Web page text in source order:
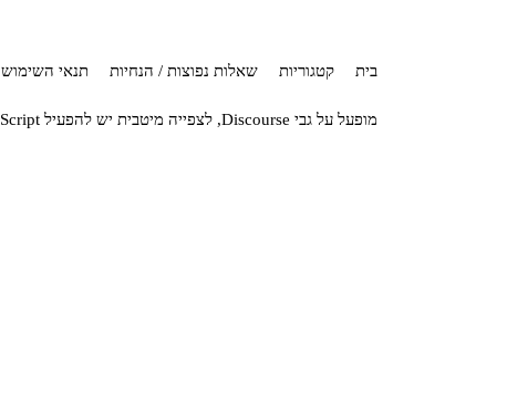
בית קטגוריות שאלות נפוצות / הנחיות תנאי השימוש
מופעל על גבי Discourse, לצפייה מיטבית יש להפעיל JavaScript